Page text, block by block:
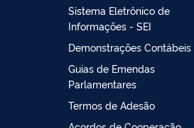
Sistema Eletrônico de
Informações - SEI
Demonstrações Contábeis
Guias de Emendas
Parlamentares
Termos de Adesão